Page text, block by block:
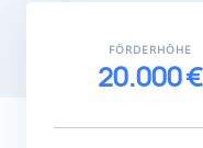
FÖRDERHÖHE
20.000 €